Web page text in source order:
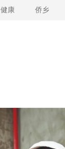
健康 侨乡